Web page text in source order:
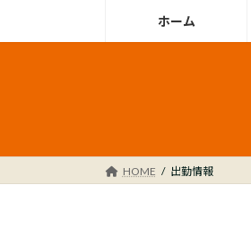
キ
に
ホーム
HOME 出勤情報